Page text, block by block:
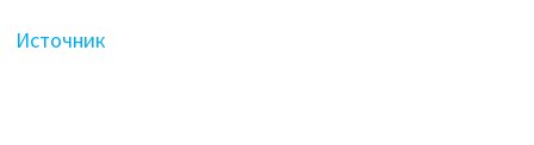
столицы
Источник